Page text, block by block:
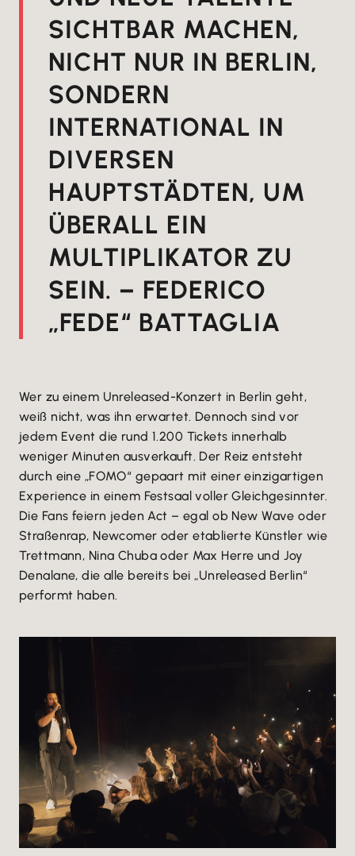
SICHTBAR MACHEN,
NICHT NUR IN BERLIN,
SONDERN
INTERNATIONAL IN
DIVERSEN
HAUPTSTÄDTEN, UM
ÜBERALL EIN
MULTIPLIKATOR ZU
SEIN. – FEDERICO
„FEDE“ BATTAGLIA
Wer zu einem Unreleased-Konzert in Berlin geht,
weiß nicht, was ihn erwartet. Dennoch sind vor
jedem Event die rund 1.200 Tickets innerhalb
weniger Minuten ausverkauft. Der Reiz entsteht
durch eine „FOMO“ gepaart mit einer einzigartigen
Experience in einem Festsaal voller Gleichgesinnter.
Die Fans feiern jeden Act – egal ob New Wave oder
Straßenrap, Newcomer oder etablierte Künstler wie
Trettmann, Nina Chuba oder Max Herre und Joy
Denalane, die alle bereits bei „Unreleased Berlin“
performt haben.